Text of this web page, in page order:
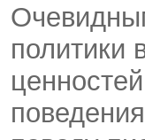
политики